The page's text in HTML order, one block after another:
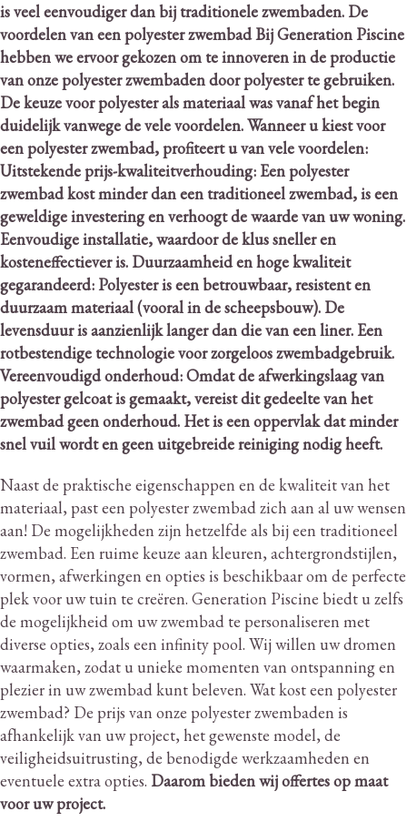
is veel eenvoudiger dan bij traditionele zwembaden. De
voordelen van een polyester zwembad Bij Generation Piscine
hebben we ervoor gekozen om te innoveren in de productie
van onze polyester zwembaden door polyester te gebruiken.
De keuze voor polyester als materiaal was vanaf het begin
duidelijk vanwege de vele voordelen.Wanneer u kiest voor
een polyester zwembad, profiteert u van vele voordelen:
Uitstekende prijs-kwaliteitverhouding: Een polyester
zwembad kost minder dan een traditioneel zwembad, is een
geweldige investering en verhoogt de waarde van uw woning.
Eenvoudige installatie, waardoor de klus sneller en
kosteneffectiever is. Duurzaamheid en hoge kwaliteit
gegarandeerd: Polyester is een betrouwbaar, resistent en
duurzaam materiaal (vooral in de scheepsbouw). De
levensduur is aanzienlijk langer dan die van een liner. Een
rotbestendige technologie voor zorgeloos zwembadgebruik.
Vereenvoudigd onderhoud: Omdat de afwerkingslaag van
polyester gelcoat is gemaakt, vereist dit gedeelte van het
zwembad geen onderhoud. Het is een oppervlak dat minder
snel vuil wordt en geen uitgebreide reiniging nodig heeft.
Naast de praktische eigenschappen en de kwaliteit van het
materiaal, past een polyester zwembad zich aan al uw wensen
aan! De mogelijkheden zijn hetzelfde als bij een traditioneel
zwembad. Een ruime keuze aan kleuren, achtergrondstijlen,
vormen, afwerkingen en opties is beschikbaar om de perfecte
plek voor uw tuin te creëren. Generation Piscine biedt u zelfs
de mogelijkheid om uw zwembad te personaliseren met
diverse opties, zoals een infinity pool. Wij willen uw dromen
waarmaken, zodat u unieke momenten van ontspanning en
plezier in uw zwembad kunt beleven. Wat kost een polyester
zwembad? De prijs van onze polyester zwembaden is
afhankelijk van uw project, het gewenste model, de
veiligheidsuitrusting, de benodigde werkzaamheden en
eventuele extra opties. Daarom bieden wij offertes op maat
voor uw project.